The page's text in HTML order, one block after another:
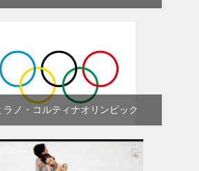
ラノ・コルティナオリンピック